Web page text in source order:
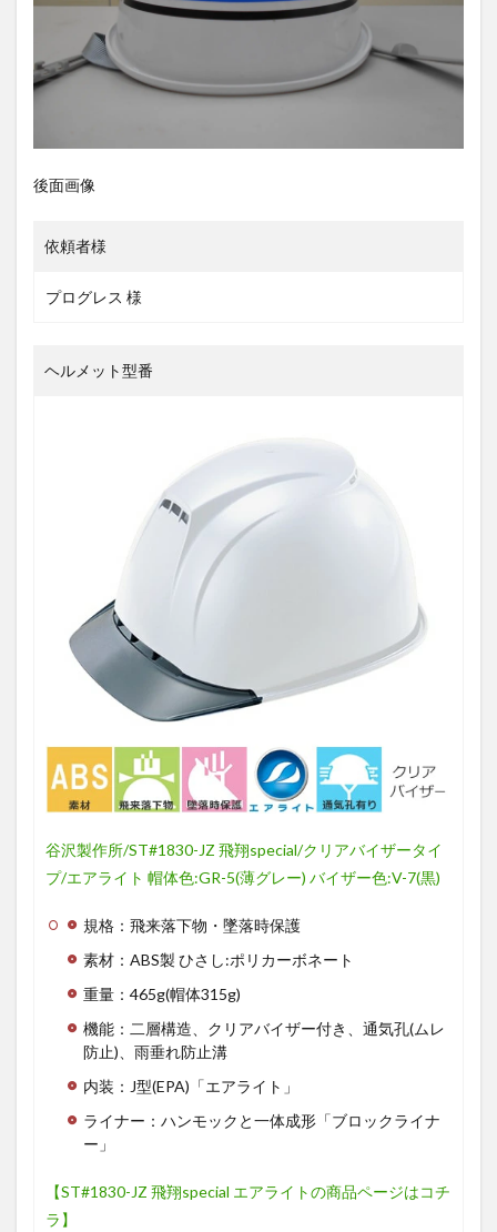
後面画像
依頼者様
プログレス 様
ヘルメット型番
谷沢製作所/ST#1830-JZ 飛翔special/クリアバイザータイ
プ/エアライト 帽体色:GR-5(薄グレー) バイザー色:V-7(黒)
規格：飛来落下物・墜落時保護
素材：ABS製 ひさし:ポリカーボネート
重量：465g(帽体315g)
機能：二層構造、クリアバイザー付き、通気孔(ムレ
防止)、雨垂れ防止溝
内装：J型(EPA)「エアライト」
ライナー：ハンモックと一体成形「ブロックライナ
ー」
【ST#1830-JZ 飛翔special エアライトの商品ページはコチ
ラ】